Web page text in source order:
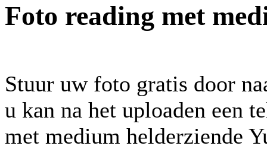
Foto reading met
Stuur uw foto gratis door
u kan na het uploaden een
met medium helderziende